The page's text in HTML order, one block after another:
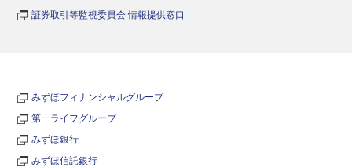
証券取引等監視委員会 情報提供窓口
みずほフィナンシャルグループ
第一ライフグループ
みずほ銀行
みずほ信託銀行